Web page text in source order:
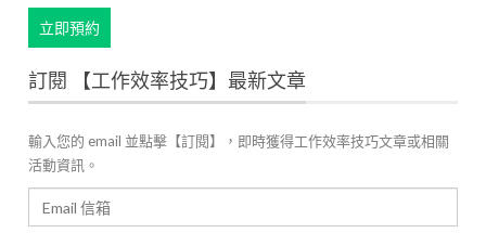
立即預約
訂閱 【工作效率技巧】最新文章
輸入您的 email 並點擊【訂閱】，即時獲得工作效率技巧文章或相關
活動資訊。
Email
信